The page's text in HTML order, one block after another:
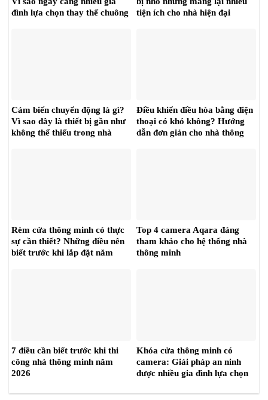
đình lựa chọn thay thế chuông
tiện ích cho nhà hiện đại
Cảm biến chuyển động là gì?
Vì sao đây là thiết bị gần như
không thể thiếu trong nhà
Điều khiển điều hòa bằng điện
thoại có khó không? Hướng
dẫn đơn giản cho nhà thông
Rèm cửa thông minh có thực
sự cần thiết? Những điều nên
biết trước khi lắp đặt năm
Top 4 camera Aqara đáng
tham khảo cho hệ thống nhà
thông minh
7 điều cần biết trước khi thi
công nhà thông minh năm
2026
Khóa cửa thông minh có
camera: Giải pháp an ninh
được nhiều gia đình lựa chọn